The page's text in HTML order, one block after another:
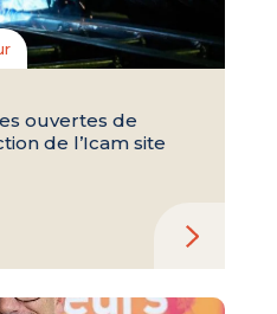
ouvertes de
de l’Icam site